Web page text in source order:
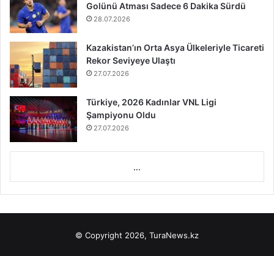
Golünü Atması Sadece 6 Dakika Sürdü
28.07.2026
Kazakistan’ın Orta Asya Ülkeleriyle Ticareti
Rekor Seviyeye Ulaştı
27.07.2026
Türkiye, 2026 Kadınlar VNL Ligi
Şampiyonu Oldu
27.07.2026
...
© Copyright 2026, TuraNews.kz